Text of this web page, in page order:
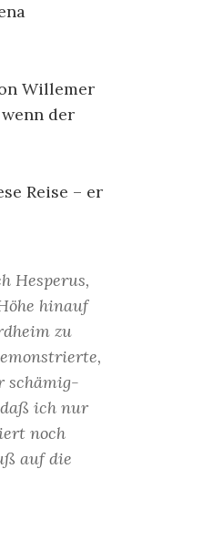
Willemer
der
Reise – er
Hesperus,
hinauf
zu
schämig-
ich nur
noch
auf die